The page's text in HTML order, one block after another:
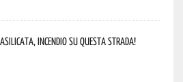
incendio su questa strada!